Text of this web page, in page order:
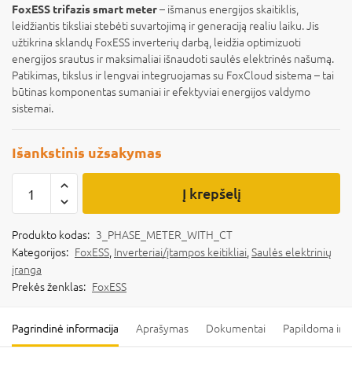
FoxESS trifazis smart meter– išmanus energijos skaitiklis,
leidžiantis tiksliai stebėti suvartojimą ir generaciją realiu laiku. Jis
užtikrina sklandų FoxESS inverterių darbą, leidžia optimizuoti
energijos srautus ir maksimaliai išnaudoti saulės elektrinės našumą.
Patikimas, tikslus ir lengvai integruojamas su FoxCloud sistema – tai
būtinas komponentas sumaniai ir efektyviai energijos valdymo
sistemai.
Išankstinis užsakymas
Į krepšelį
Produkto kodas: 3_PHASE_METER_WITH_CT
Kategorijos: FoxESS, Inverteriai/įtampos keitikliai,Saulės elektrinių
įranga
Prekės ženklas: FoxESS
Pagrindinė informacija Aprašymas Dokumentai Papildoma